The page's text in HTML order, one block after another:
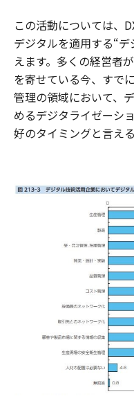
この活動については、
デジタルを適用する“
えます。多くの経営者
を寄せている今、すで
管理の領域において、
めるデジタライゼーシ
好のタイミングと言え